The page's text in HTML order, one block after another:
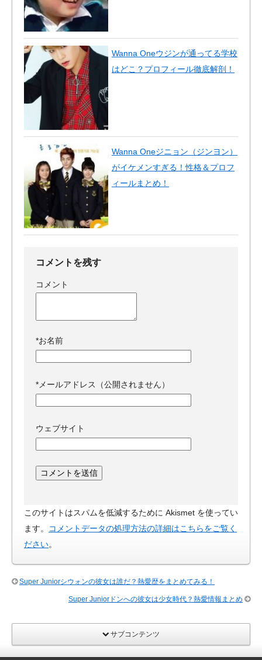
Wanna Oneウジンが通ってる学校
はどこ？プロフィール徹底解剖！
Wanna Oneジニョン（ジンヨン）
がイケメンすぎる！性格＆プロフ
ィールまとめ！
コメントを残す
コメント
*お名前
*メールアドレス（公開されません）
ウェブサイト
このサイトはスパムを低減するために Akismet を使ってい
ます。
コメントデータの処理方法の詳細はこちらをご覧く
ださい。
Super Juniorシウォンの彼女は誰だ？熱愛歴をまとめてみる！
Super Juniorドンへの彼女は少女時代？熱愛情報まとめ
サブコンテンツ